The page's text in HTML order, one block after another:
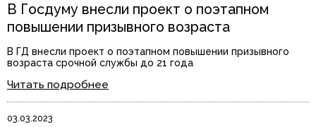
В Госдуму внесли проект о поэтапном
повышении призывного возраста
В ГД внесли проект о поэтапном повышении призывного
возраста срочной службы до 21 года
Читать подробнее
03.03.2023